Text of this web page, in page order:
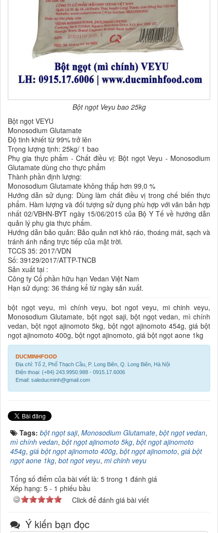
Bột ngọt Veyu bao 25kg
Bột ngọt VEYU
Monosodium Glutamate
Độ tinh khiết từ 99% trở lên
Trọng lượng tịnh: 25kg/ 1 bao
Phụ gia thực phẩm - Chất điều vị: Bột ngọt Veyu - Monosodium
Glutamate dùng cho thực phẩm
Thành phần định lượng:
Monosodium Glutamate không thấp hơn 99,0 %
Hướng dẫn sử dụng: Dùng làm chất điều vị trong chế biến thực
phẩm. Hàm lượng và đối tượng sử dụng phù hợp với văn bản hợp
nhất 02/VBHN-BYT ngày 15/06/2015 của Bộ Y Tế về hướng dẫn
quản lý phụ gia thực phẩm.
Hướng dẫn bảo quản: Bảo quản nơi khô ráo, thoáng mát, sạch và
tránh ánh nắng trực tiếp của mặt trời.
TCCS 35: 2017/VDN
Số: 39129/2017/ATTP-TNCB
Sản xuất tại :
Công ty Cổ phần hữu hạn Vedan Việt Nam
Hạn sử dụng: 36 tháng kể từ ngày sản xuất.
bột ngọt veyu, mì chính veyu, bot ngot veyu, mi chinh veyu,
Monosodium Glutamate, bột ngọt saji, bột ngọt vedan, mì chính
vedan, bột ngọt ajinomoto 5kg, bột ngọt ajinomoto 454g, giá bột
ngọt ajinomoto 400g, bột ngọt ajinomoto, giá bột ngọt aone 1kg
DUCMINHFOOD
Địa chỉ: Tổ 2, Phố Thạch Cầu, P. Long Biên, Q. Long Biên, Hà Nội
Điện thoại: (+84) 243.9950.988 - 0915.17.6006
Email: saleducminh@gmail.com
Tags: bột ngọt saji, Monosodium Glutamate, bột ngọt vedan,
mì chính vedan, bột ngọt ajinomoto 5kg, bột ngọt ajinomoto
454g, giá bột ngọt ajinomoto 400g, bột ngọt ajinomoto, giá bột
ngọt aone 1kg, bot ngot veyu, mi chinh veyu
Tổng số điểm của bài viết là: 5 trong 1 đánh giá
Xếp hạng: 5 - 1 phiếu bầu
Click để đánh giá bài viết
Ý kiến bạn đọc